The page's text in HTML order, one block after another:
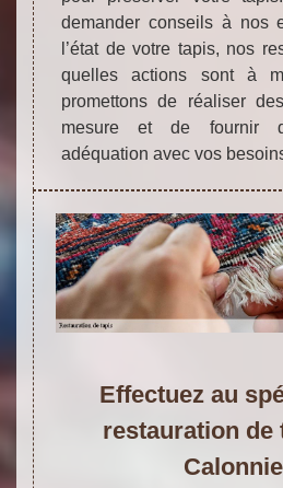
demander conseils à nos
l’état de votre tapis, nos
quelles actions sont à
promettons de réaliser
mesure et de fournir
adéquation avec vos
Effectuez au
restauration de